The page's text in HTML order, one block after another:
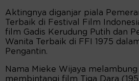
Aktingnya diganjar piala
Terbaik di Festival Film
film Gadis Kerudung Putih dan
Wanita Terbaik di FFI 1975
Pengantin.
Nama Mieke Wijaya
membintangi film Tiga Dara